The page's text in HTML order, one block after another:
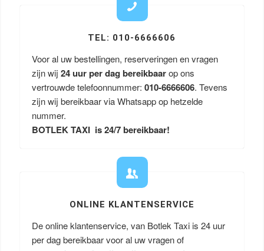
TEL: 010-6666606
Voor al uw bestellingen, reserveringen en vragen
zijn wij 24 uur per dag bereikbaarop ons
vertrouwde telefoonnummer: 010-6666606. Tevens
zijn wij bereikbaar via Whatsapp op hetzelde
nummer.
BOTLEK TAXI is 24/7 bereikbaar!
ONLINE KLANTENSERVICE
De online klantenservice, van Botlek Taxi is 24 uur
per dag bereikbaar voor al uw vragen of